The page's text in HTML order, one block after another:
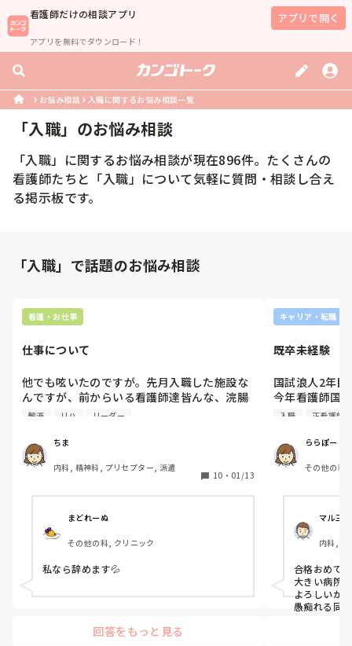
看護師だけの相談アプリ
アプリを無料でダウンロード！
アプリで開く
お悩み相談 入職に関するお悩み相談一覧
「入職」のお悩み相談
「入職」に関するお悩み相談が現在896件。たくさんの
看護師たちと「入職 」について気軽に質問・相談し合え
る掲示板です。
「入職」で話題のお悩み相談
看護・お仕事
仕事について
他でも呟いたのですが。先月入職した施設な
んですが、前からいる看護師達皆んな、浣腸
はトイレで行いキシロカインゼリーも必ず使
ず浣腸の使用を指示します。他にも、看護リ
ーダーは60代なんですが、以前に若い子にク
リニックが休みの日は注射はしないと決めた
のに、実施してしまったのですが、利用者さ
ん、リハさん達の前で大声で叱責します。メ
モを取ろうとすると覚えなさいと言われま
す。輸液も医師は、500を２本と言ったの
に、脱水だろうからもう１本追加してと言わ
れました。タンミですが、ちょっとですよ
ね。
やはり早く辞めた方が良いかな
輸液 リハ リーダー
ちま
内科, 精神科, プリセプター, 派遣
10 ・ 01/13
まどれーぬ
その他の科, クリニック
私なら辞めます💦
回答をもっと見る
キャリア・転職
既卒未経験　
国試浪人2年目
今年看護師国
1年目はスー
過去に2度も試
は合否発表後
しかし当たり
者向け求人は
えが甘かった
看護助手のバ
を目指した方
また、同じよ
入職 正看護師
ららぽーと
その他の科,
マル三角
内科, リ
合格おめで
大きい病院
よろしいか
愚痴れる同